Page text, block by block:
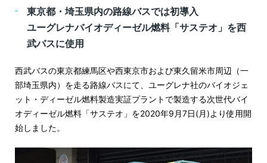
東京都・埼玉県内の路線バスでは初導入
ユーグレナバイオディーゼル燃料「サステオ」を西
武バスに使用
西武バスの東京都練馬区や西東京市および東久留米市周辺（一
部埼玉県内）を走る路線バスにて、ユーグレナ社のバイオジェ
ット・ディーゼル燃料製造実証プラントで製造する次世代バイ
オディーゼル燃料「サステオ」を2020年9月7日(月)より使用開
始しました。